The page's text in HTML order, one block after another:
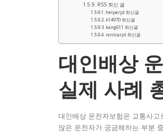
RSS 최신 글
helperjd 최신글
k14970 최신글
kang611 최신글
rentcarjd 최신글
대인배상
실제 사례
대인배상 운전자보험은 교통사
많은 운전자가 궁금해하는 부분